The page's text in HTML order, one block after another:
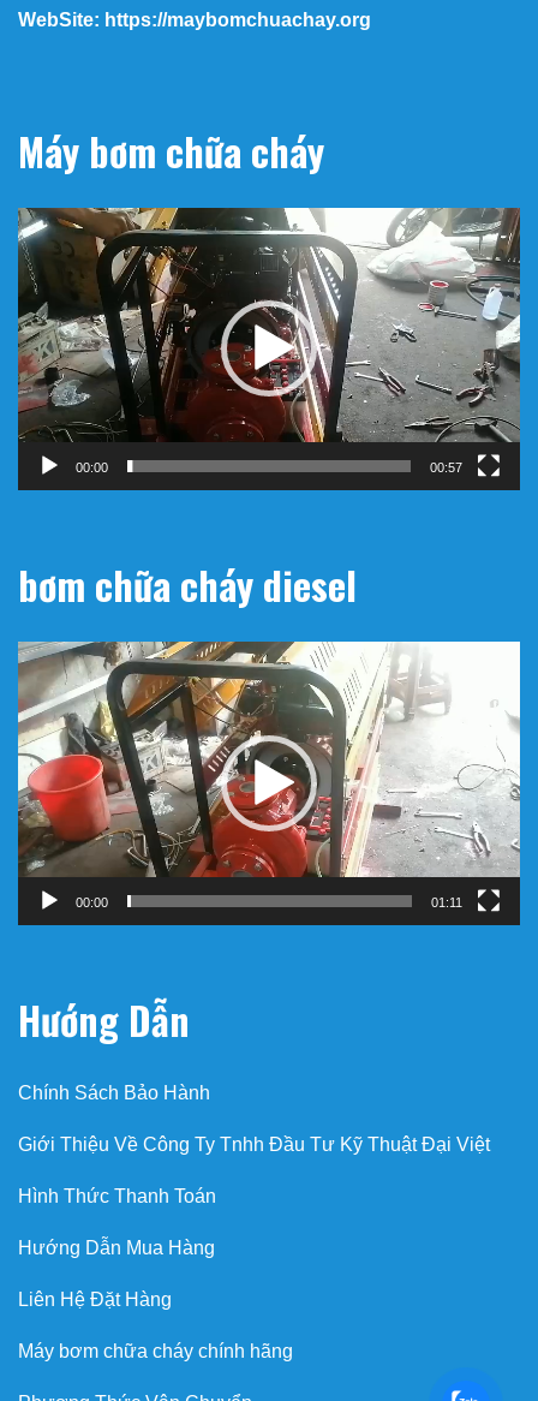
WebSite: https://maybomchuachay.org
Máy bơm chữa cháy
Trình
chơi
Video
00:00 00:57
bơm chữa cháy diesel
Trình
chơi
Video
00:00 01:11
Hướng Dẫn
Chính Sách Bảo Hành
Giới Thiệu Về Công Ty Tnhh Đầu Tư Kỹ Thuật Đại Việt
Hình Thức Thanh Toán
Hướng Dẫn Mua Hàng
Liên Hệ Đặt Hàng
Máy bơm chữa cháy chính hãng